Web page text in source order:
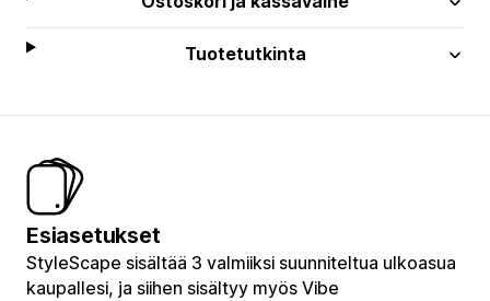
Tuotetutkinta
Esiasetukset
StyleScape sisältää 3 valmiiksi suunniteltua ulkoasua
kaupallesi, ja siihen sisältyy myös Vibe